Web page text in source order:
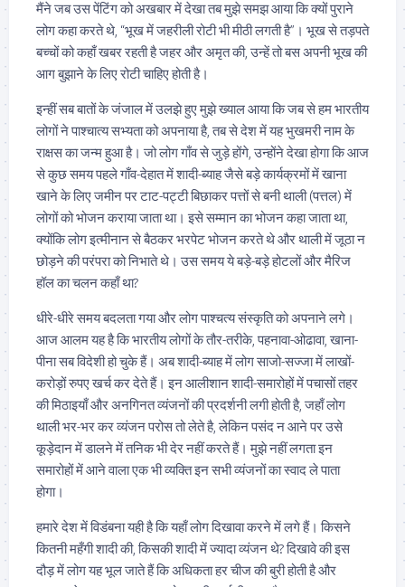
मैंने जब उस पेंटिंग को अखबार में देखा तब मुझे समझ आया कि क्यों पुराने
लोग कहा करते थे, “भूख में जहरीली रोटी भी मीठी लगती है”। भूख से तड़पते
बच्चों को कहाँ खबर रहती है जहर और अमृत की, उन्हें तो बस अपनी भूख की
आग बुझाने के लिए रोटी चाहिए होती है।
इन्हीं सब बातों के जंजाल में उलझे हुए मुझे ख्याल आया कि जब से हम भारतीय
लोगों ने पाश्चात्य सभ्यता को अपनाया है, तब से देश में यह भुखमरी नाम के
राक्षस का जन्म हुआ है। जो लोग गाँव से जुड़े होंगे, उन्होंने देखा होगा कि आज
से कुछ समय पहले गाँव-देहात में शादी-ब्याह जैसे बड़े कार्यक्रमों में खाना
खाने के लिए जमीन पर टाट-पट्टी बिछाकर पत्तों से बनी थाली (पत्तल) में
लोगों को भोजन कराया जाता था। इसे सम्मान का भोजन कहा जाता था,
क्योंकि लोग इत्मीनान से बैठकर भरपेट भोजन करते थे और थाली में जूठा न
छोड़ने की परंपरा को निभाते थे। उस समय ये बड़े-बड़े होटलों और मैरिज
हॉल का चलन कहाँ था?
धीरे-धीरे समय बदलता गया और लोग पाश्चत्य संस्कृति को अपनाने लगे।
आज आलम यह है कि भारतीय लोगों के तौर-तरीके, पहनावा-ओढावा, खाना-
पीना सब विदेशी हो चुके हैं। अब शादी-ब्याह में लोग साजो-सज्जा में लाखों-
करोड़ों रुपए खर्च कर देते हैं। इन आलीशान शादी-समारोहों में पचासों तहर
की मिठाइयाँ और अनगिनत व्यंजनों की प्रदर्शनी लगी होती है, जहाँ लोग
थाली भर-भर कर व्यंजन परोस तो लेते है, लेकिन पसंद न आने पर उसे
कूड़ेदान में डालने में तनिक भी देर नहीं करते हैं। मुझे नहीं लगता इन
समारोहों में आने वाला एक भी व्यक्ति इन सभी व्यंजनों का स्वाद ले पाता
होगा।
हमारे देश में विडंबना यही है कि यहाँ लोग दिखावा करने में लगे हैं। किसने
कितनी महँगी शादी की, किसकी शादी में ज्यादा व्यंजन थे? दिखावे की इस
दौड़ में लोग यह भूल जाते हैं कि अधिकता हर चीज की बुरी होती है और